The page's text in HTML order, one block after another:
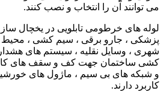
می توانند آن را انتخاب و نصب کنند.
لوله های خرطومی تابلویی در یخچال
پزشکی ، جارو برقی ، سیم کشی ،
شهری ، وسایل نقلیه ، سیستم های
کشی ساختمان جهت کف و سقف های
و شبکه های بی سیم ، ماژول های
کاربرد دارند.